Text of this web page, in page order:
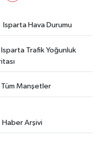
Isparta Hava Durumu
Isparta Trafik Yoğunluk
Tüm Manşetler
Haber Arşivi